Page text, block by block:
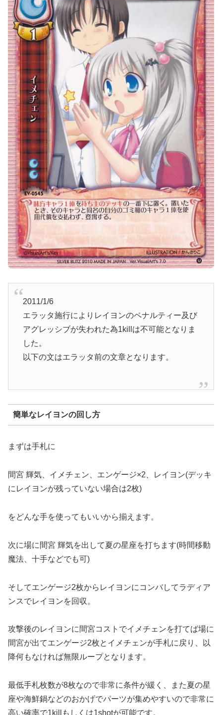
2011/1/6
エラッタ施行によりレイヨンのペナルティー及び
アグレッシブが失われた為1killは不可能となりま
した。
以下の文はエラッタ前の文章となります。
簡単なレイヨンの回し方
まずは手札に
間宮 輝気、イメチェン、エンゲージ×2、レイヨン(デッキ
にレイヨンが残っていない場合は2枚)
をどんな手を使ってもいいから揃えます。
次に場に間宮 輝気を出して夏の星座を打ちます(時間移動
魔法、十手などでも可)
そしてエンゲージ2枚からレイヨンにコンバしてラディア
ンスでレイヨンを回収。
攻撃後のレイヨンに間宮コストでイメチェンを打てば場に
間宮が出てエンゲージ2枚とイメチェンが手札に戻り、以
降何もなければ無限ループとなります。
最低手札枚数が8枚なので非常に条件が緩く、また夏の星
座や海鮮鍋などのおかげでパーツが集めやすいので非常に
高い確率で1killもしくは1shotが可能です。